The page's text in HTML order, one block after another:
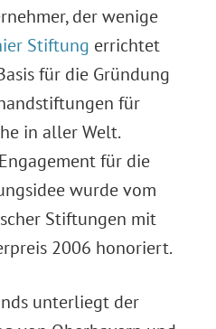
der wenige
Stiftung errichtet
für die Gründung
für
in aller Welt.
für die
wurde vom
Stiftungen mit
2006 honoriert.
unterliegt der